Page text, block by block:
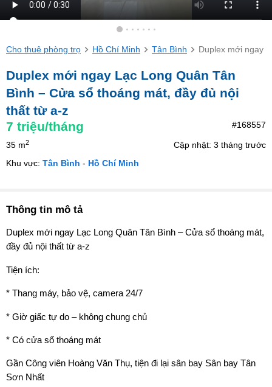
Cho thuê phòng trọ Hồ Chí Minh Tân Bình Duplex mới ngay
Duplex mới ngay Lạc Long Quân Tân
Bình – Cửa sổ thoáng mát, đầy đủ nội
thất từ a-z
7 triệu/tháng #168557
35 m2
Cập nhật: 3 tháng trước
Khu vực: Tân Bình - Hồ Chí Minh
Thông tin mô tả
Duplex mới ngay Lạc Long Quân Tân Bình – Cửa sổ thoáng mát,
đầy đủ nội thất từ a-z
Tiện ích:
* Thang máy, bảo vệ, camera 24/7
* Giờ giấc tự do – không chung chủ
* Có cửa sổ thoáng mát
Gần Công viên Hoàng Văn Thụ, tiện đi lại sân bay Sân bay Tân
Sơn Nhất ️